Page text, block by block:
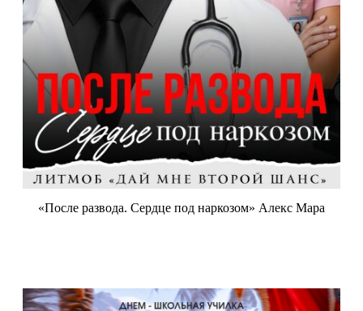
«После развода. Сердце под наркозом» Алекс Мара